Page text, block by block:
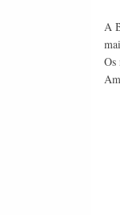
A
Os